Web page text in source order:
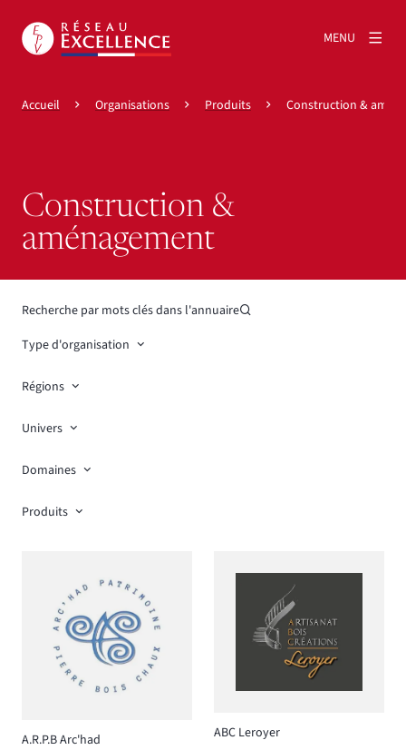
MENU
Accueil Organisations Produits Construction &
Construction &
aménagement
Recherche par mots clés dans l'annuaire
Type d'organisation
Régions
Univers
Domaines
Produits
A.R.P.B Arc'had ABC Leroyer